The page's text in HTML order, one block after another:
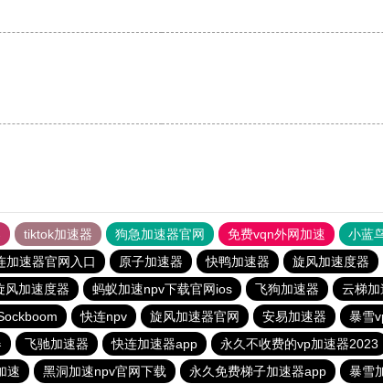
tiktok加速器 狗急加速器官网 免费vqn外网加速 小蓝
加速器官网入口 原子加速器 快鸭加速器 旋风加速度器
风加速度器 蚂蚁加速npv下载官网ios 飞狗加速器 云梯加
快连npv 旋风加速器官网 安易加速器 暴雪
飞驰加速器 快连加速器app 永久不收费的vp加速器2023
速 黑洞加速npv官网下载 永久免费梯子加速器app 暴雪